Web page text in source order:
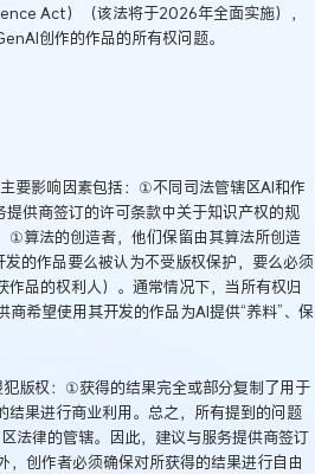
Act）（该法将于2026年全面实施），
创作的作品的所有权问题。
要影响因素包括：①不同司法管辖区AI和作
供商签订的许可条款中关于知识产权的规
①算法的创造者，他们保留由其算法所创造
的作品要么被认为不受版权保护，要么必须
品的权利人）。通常情况下，当所有权归
希望使用其开发的作品为AI提供“养料”、保
版权：①获得的结果完全或部分复制了用于
果进行商业利用。总之，所有提到的问题
法律的管辖。因此，建议与服务提供商签订
创作者必须确保对所获得的结果进行自由